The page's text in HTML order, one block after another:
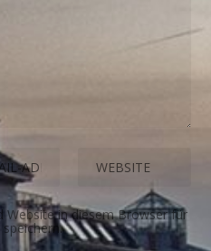
Website in diesem Browser für